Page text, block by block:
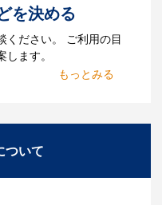
され
ベル
相談く
を決める
ください。 ご利用の目
ます。
ついて